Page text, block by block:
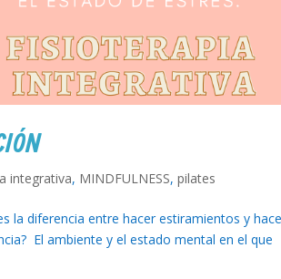
integrativa, MINDFULNESS,pilates
la diferencia entre hacer estiramientos y
El ambiente y el estado mental en el que